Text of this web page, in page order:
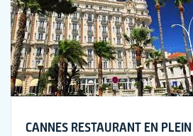
CANNES RESTAURANT EN